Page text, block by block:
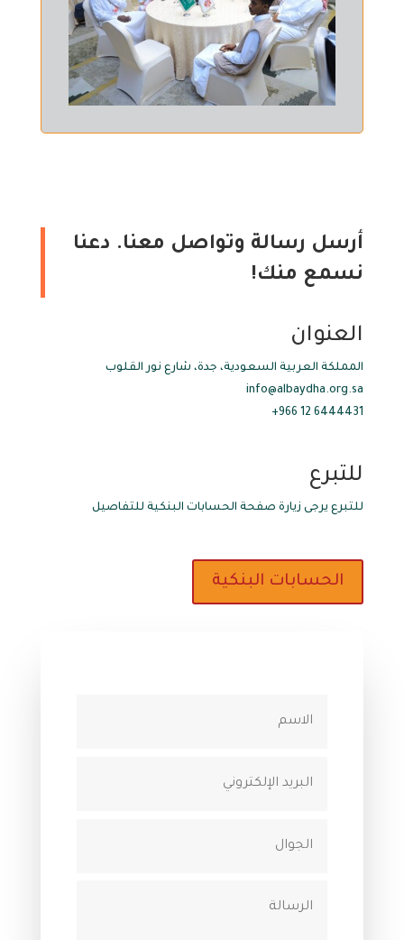
أرسل رسالة وتواصل معنا. دعنا
نسمع منك!
العنوان
المملكة العربية السعودية، جدة، شارع نور القلوب
info@albaydha.org.sa
6444431 12 966+
للتبرع
للتبرع يرجى زيارة صفحة الحسابات البنكية للتفاصيل
الحسابات البنكية